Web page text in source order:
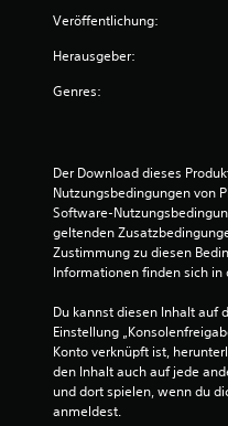
Veröffentlichung:
Herausgeber:
Genres:
Der Download dieses
Nutzungsbedingungen von
Software-
geltenden
Zustimmung zu diesen
Informationen finden sich
Du kannst diesen Inhalt auf
Einstellung
Konto verknüpft ist,
den Inhalt auch auf jede
und dort spielen, wenn du
anmeldest.